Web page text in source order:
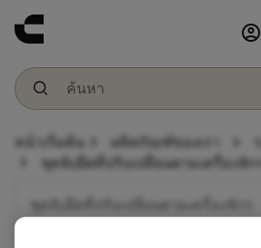
account_circle
หน้าเริ่มต้น chevron_right ผลิตภัณฑ์ของเรา chevron_right
ชุดจับยึดที่ปรับเปลี่ยนตามเครื่องจักร
ชุดจับยึดที่ปรับเปลี่ยนตามเครื่องจักร